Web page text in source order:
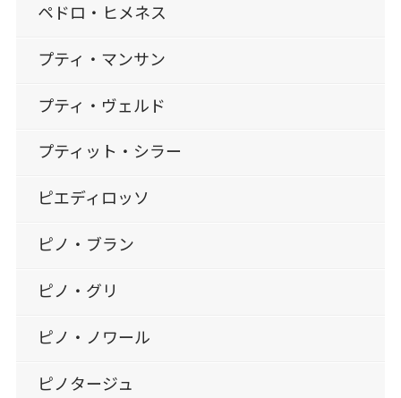
ペドロ・ヒメネス
プティ・マンサン
プティ・ヴェルド
プティット・シラー
ピエディロッソ
ピノ・ブラン
ピノ・グリ
ピノ・ノワール
ピノタージュ